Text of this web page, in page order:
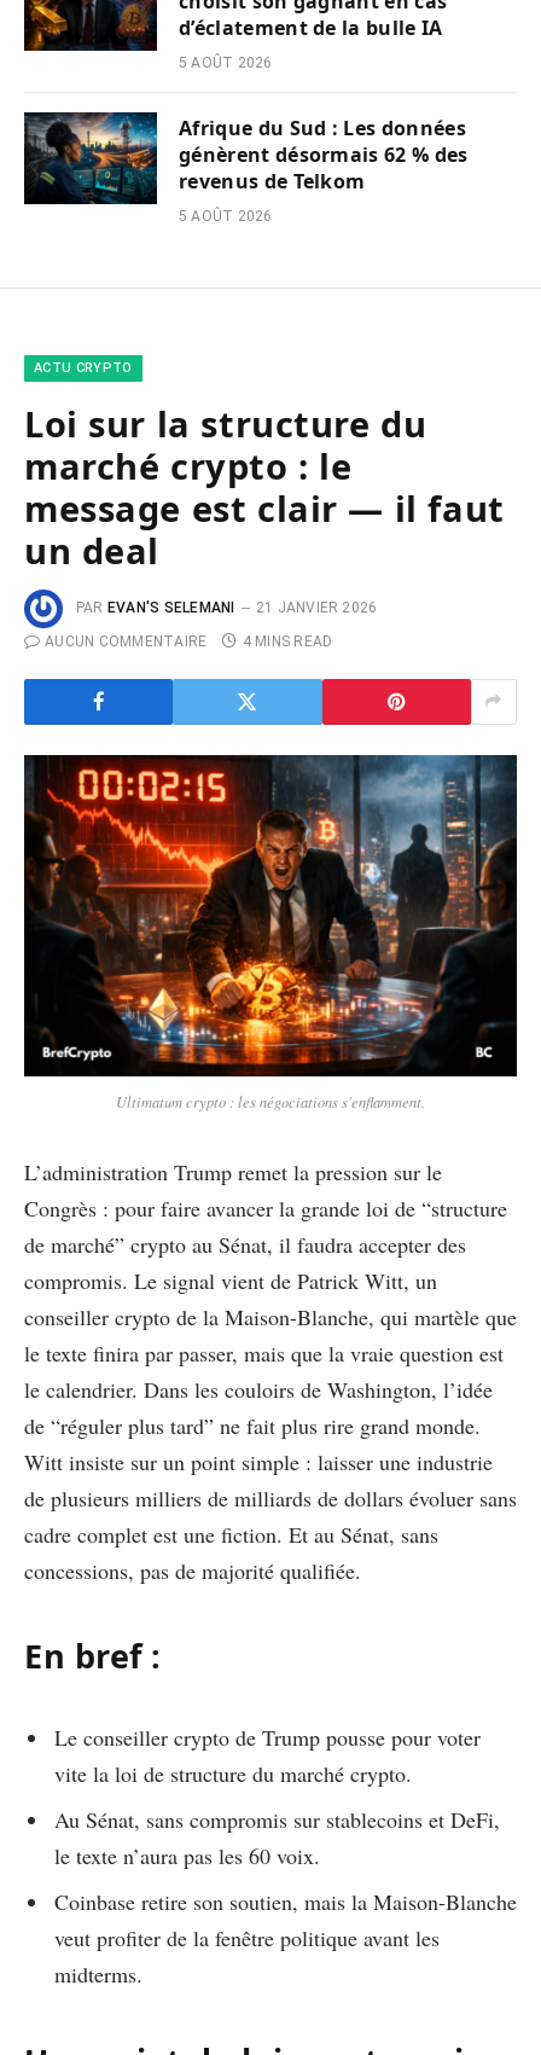
d’éclatement de la bulle IA
5 AOÛT 2026
Afrique du Sud : Les données
génèrent désormais 62 % des
revenus de Telkom
5 AOÛT 2026
ACTU CRYPTO
Loi sur la structure du
marché crypto : le
message est clair — il faut
un deal
PAR EVAN'S SELEMANI
21 JANVIER 2026
AUCUN COMMENTAIRE
4 MINS READ
Ultimatum crypto : les négociations s'enflamment.
L’administration Trump remet la pression sur le
Congrès : pour faire avancer la grande loi de “structure
de marché” crypto au Sénat, il faudra accepter des
compromis. Le signal vient de Patrick Witt, un
conseiller crypto de la Maison-Blanche, qui martèle que
le texte finira par passer, mais que la vraie question est
le calendrier. Dans les couloirs de Washington, l’idée
de “réguler plus tard” ne fait plus rire grand monde.
Witt insiste sur un point simple : laisser une industrie
de plusieurs milliers de milliards de dollars évoluer sans
cadre complet est une fiction. Et au Sénat, sans
concessions, pas de majorité qualifiée.
En bref :
Le conseiller crypto de Trump pousse pour voter
vite la loi de structure du marché crypto.
Au Sénat, sans compromis sur stablecoins et DeFi,
le texte n’aura pas les 60 voix.
Coinbase retire son soutien, mais la Maison-Blanche
veut profiter de la fenêtre politique avant les
midterms.